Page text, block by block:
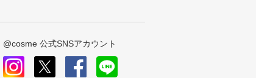
@cosme 公式SNSアカウント